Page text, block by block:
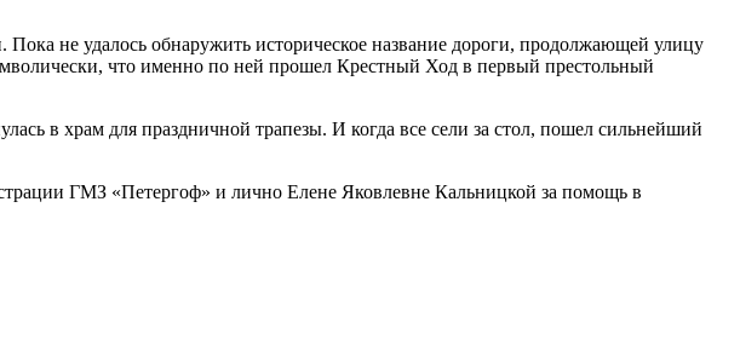
не удалось обнаружить историческое название дороги, продолжающей улицу
что именно по ней прошел Крестный Ход в первый престольный
в храм для праздничной трапезы. И когда все сели за стол, пошел сильнейший
ГМЗ «Петергоф» и лично Елене Яковлевне Кальницкой за помощь в